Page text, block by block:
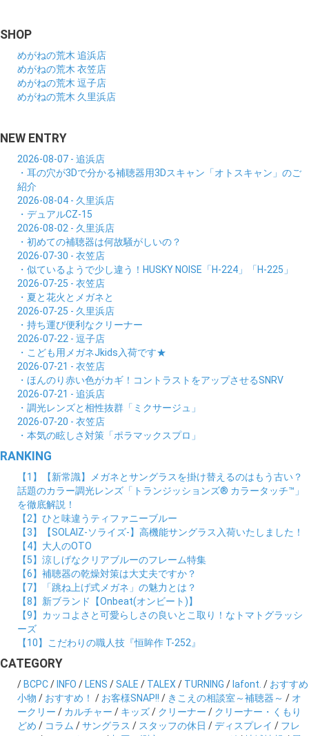
SHOP
めがねの荒木 追浜店
めがねの荒木 衣笠店
めがねの荒木 逗子店
めがねの荒木 久里浜店
NEW ENTRY
2026-08-07 - 追浜店
・耳の穴が3Dで分かる補聴器用3Dスキャン「オトスキャン」のご
紹介
2026-08-04 - 久里浜店
・デュアルCZ-15
2026-08-02 - 久里浜店
・初めての補聴器は何故騒がしいの？
2026-07-30 - 衣笠店
・似ているようで少し違う！HUSKY NOISE「H-224」「H-225」
2026-07-25 - 衣笠店
・夏と花火とメガネと
2026-07-25 - 久里浜店
・持ち運び便利なクリーナー
2026-07-22 - 逗子店
・こども用メガネJkids入荷です★
2026-07-21 - 衣笠店
・ほんのり赤い色がカギ！コントラストをアップさせるSNRV
2026-07-21 - 追浜店
・調光レンズと相性抜群「ミクサージュ」
2026-07-20 - 衣笠店
・本気の眩しさ対策「ポラマックスプロ」
RANKING
【1】【新常識】メガネとサングラスを掛け替えるのはもう古い？
話題のカラー調光レンズ「トランジッションズ® カラータッチ™」
を徹底解説！
【2】ひと味違うティファニーブルー
【3】【SOLAIZ-ソライズ-】高機能サングラス入荷いたしました！
【4】大人のOTO
【5】涼しげなクリアブルーのフレーム特集
【6】補聴器の乾燥対策は大丈夫ですか？
【7】「跳ね上げ式メガネ」の魅力とは？
【8】新ブランド【Onbeat(オンビート)】
【9】カッコよさと可愛らしさの良いとこ取り！なトマトグラッシ
ーズ
【10】こだわりの職人技『恒眸作 T-252』
CATEGORY
/BCPC/INFO /LENS /SALE / TALEX / TURNING /lafont. / おすすめ
小物 / おすすめ！ / お客様SNAP!! / きこえの相談室～補聴器～ / オ
ークリー / カルチャー / キッズ/ クリーナー / クリーナー・くもり
どめ / コラム /サングラス / スタッフの休日 /ディスプレイ / フレ